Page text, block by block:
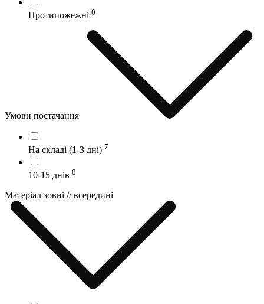
Протипожежні 0
Умови постачання
На складі (1-3 дні) 7
10-15 днів 0
Матеріал зовні // всередині